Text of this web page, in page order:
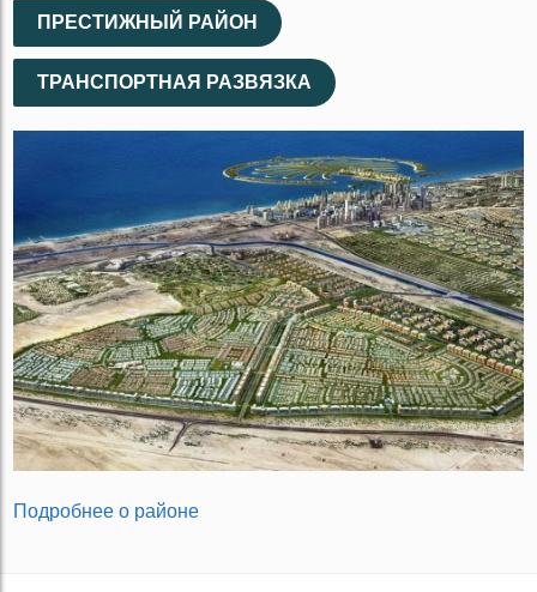
ПРЕСТИЖНЫЙ РАЙОН
ТРАНСПОРТНАЯ РАЗВЯЗКА
Подробнее о районе